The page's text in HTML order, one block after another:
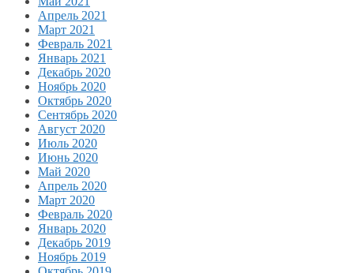
Апрель 2021
Март 2021
Февраль 2021
Январь 2021
Декабрь 2020
Ноябрь 2020
Октябрь 2020
Сентябрь 2020
Август 2020
Июль 2020
Июнь 2020
Май 2020
Апрель 2020
Март 2020
Февраль 2020
Январь 2020
Декабрь 2019
Ноябрь 2019